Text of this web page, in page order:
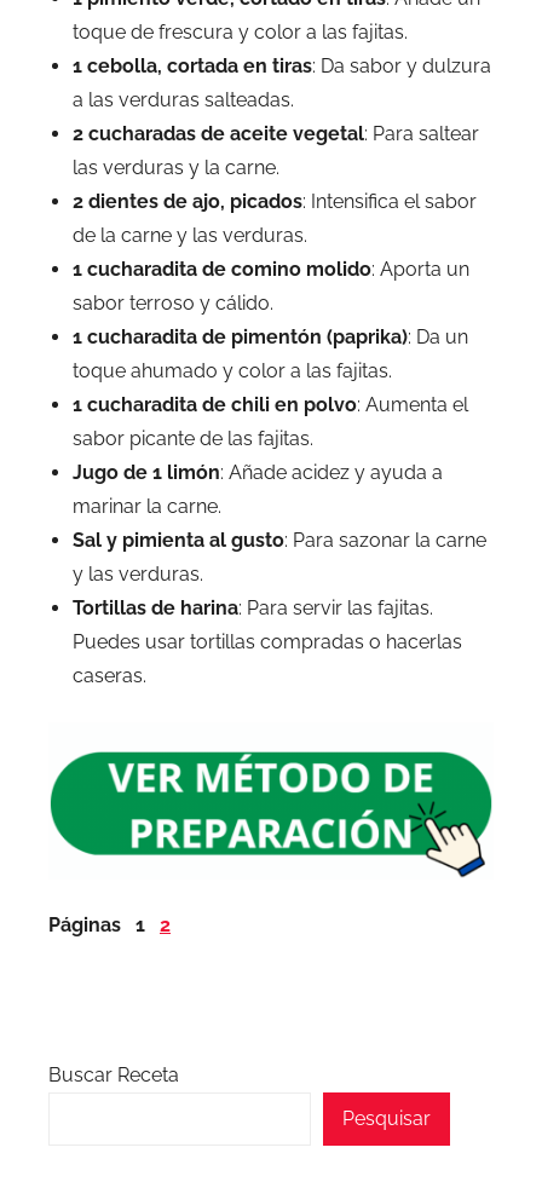
toque de frescura y color a las fajitas.
1 cebolla, cortada en tiras: Da sabor y dulzura
a las verduras salteadas.
2 cucharadas de aceite vegetal: Para saltear
las verduras y la carne.
2 dientes de ajo, picados: Intensifica el sabor
de la carne y las verduras.
1 cucharadita de comino molido: Aporta un
sabor terroso y cálido.
1 cucharadita de pimentón (paprika): Da un
toque ahumado y color a las fajitas.
1 cucharadita de chili en polvo: Aumenta el
sabor picante de las fajitas.
Jugo de 1 limón: Añade acidez y ayuda a
marinar la carne.
Sal y pimienta al gusto: Para sazonar la carne
y las verduras.
Tortillas de harina: Para servir las fajitas.
Puedes usar tortillas compradas o hacerlas
caseras.
Páginas 1 2
Buscar Receta
Pesquisar